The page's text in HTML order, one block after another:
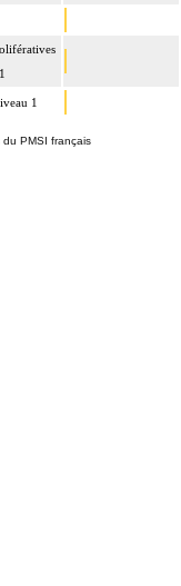
1
PMSI français